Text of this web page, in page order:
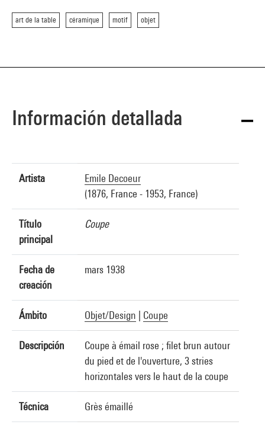
art de la table céramique motif objet
Información detallada
Artista
Emile Decoeur
(1876, France - 1953, France)
Título
principal
Coupe
Fecha de
creación
mars 1938
Ámbito Objet/Design Coupe
Descripción
Coupe à émail rose ; filet brun autour
du pied et de l'ouverture, 3 stries
horizontales vers le haut de la coupe
Técnica Grès émaillé